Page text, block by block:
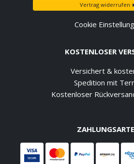
Vertrag widerrufen
Cookie
KOSTENLOSER
Versichert &
Spedition mit
Kostenloser